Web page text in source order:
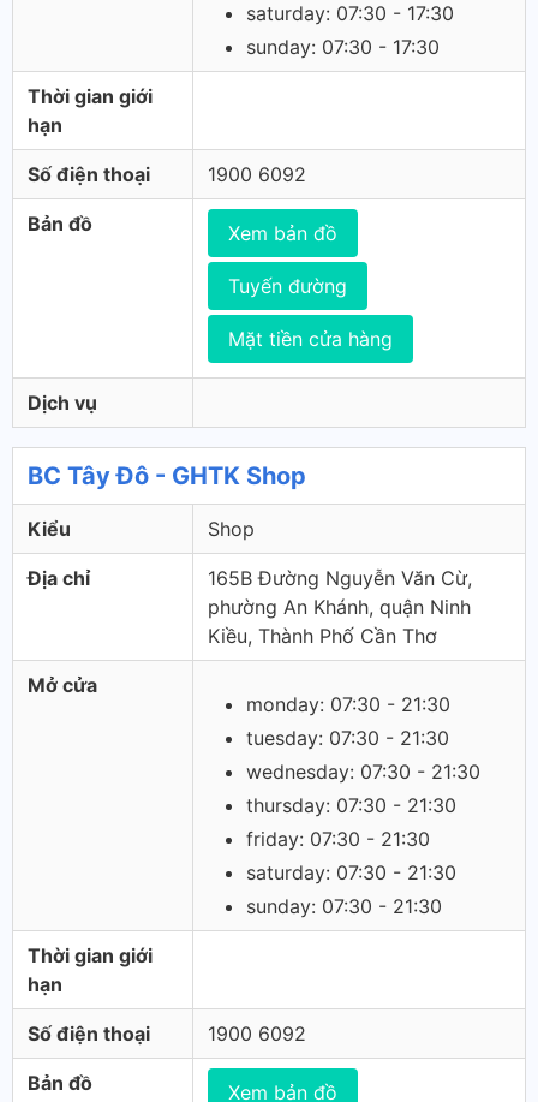
saturday: 07:30 - 17:30
sunday: 07:30 - 17:30
Thời gian giới
hạn
Số điện thoại 1900 6092
Bản đồ Xem bản đồ
Tuyến đường
Mặt tiền cửa hàng
Dịch vụ
BC Tây Đô - GHTK Shop
Kiểu Shop
Địa chỉ
165B Đường Nguyễn Văn Cừ,
phường An Khánh, quận Ninh
Kiều, Thành Phố Cần Thơ
Mở cửa
monday: 07:30 - 21:30
tuesday: 07:30 - 21:30
wednesday: 07:30 - 21:30
thursday: 07:30 - 21:30
friday: 07:30 - 21:30
saturday: 07:30 - 21:30
sunday: 07:30 - 21:30
Thời gian giới
hạn
Số điện thoại 1900 6092
Bản đồ Xem bản đồ